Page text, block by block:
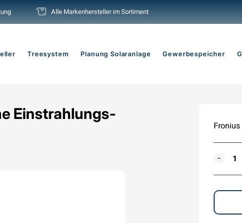
Pause
Alle Markenhersteller im Sortiment
Treesystem Planung Solaranlage Gewerbespeicher
Einstrahlungs-
MENGE
−